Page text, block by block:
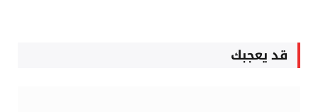
قد يعجبك